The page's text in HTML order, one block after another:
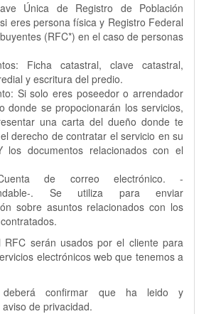
Única de Registro de Población
eres persona física y Registro Federal
(RFC*) en el caso de personas
Ficha catastral, clave catastral,
y escritura del predio.
Si solo eres poseedor o arrendador
donde se propocionarán los servicios,
una carta del dueño donde te
derecho de contratar el servicio en su
los documentos relacionados con el
de correo electrónico. -
. Se utiliza para enviar
sobre asuntos relacionados con los
serán usados por el cliente para
electrónicos web que tenemos a
deberá confirmar que ha leido y
de privacidad.